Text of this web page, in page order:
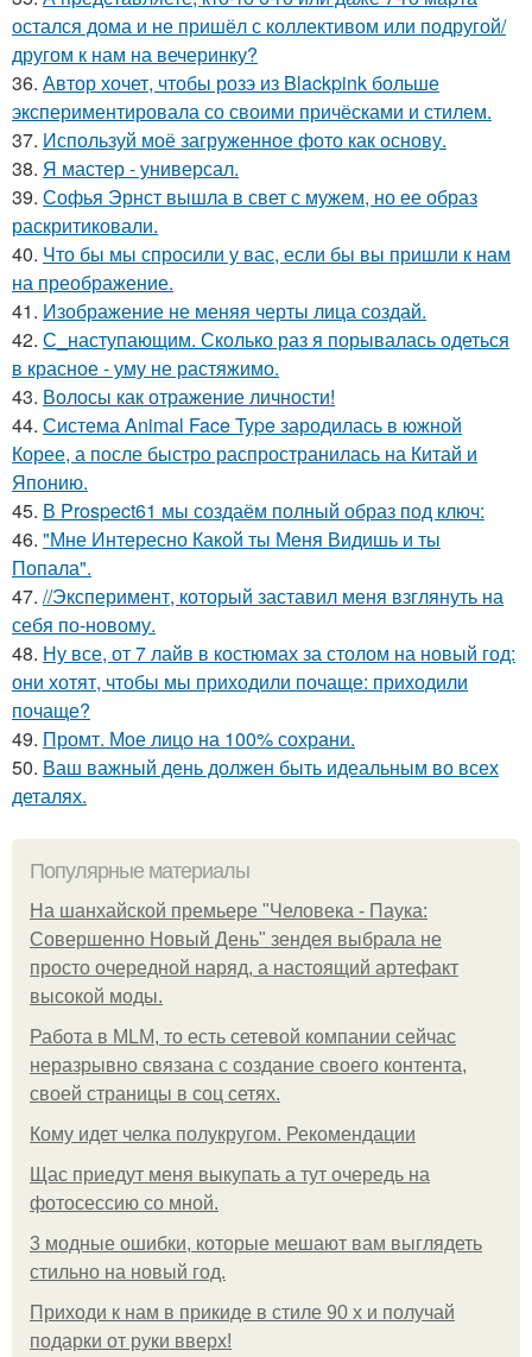
остался дома и не пришёл с коллективом или подругой/
другом к нам на вечеринку?
36. Автор хочет, чтобы розэ из Blackpink больше
экспериментировала со своими причёсками и стилем.
37. Используй моё загруженное фото как основу.
38. Я мастер - универсал.
39. Софья Эрнст вышла в свет с мужем, но ее образ
раскритиковали.
40. Что бы мы спросили у вас, если бы вы пришли к нам
на преображение.
41. Изображение не меняя черты лица создай.
42. С_наступающим. Сколько раз я порывалась одеться
в красное - уму не растяжимо.
43. Волосы как отражение личности!
44. Система Animal Face Type зародилась в южной
Корее, а после быстро распространилась на Китай и
Японию.
45. В Prospect61 мы создаём полный образ под ключ:
46. "Мне Интересно Какой ты Меня Видишь и ты
Попала".
47. //Эксперимент, который заставил меня взглянуть на
себя по-новому.
48. Ну все, от 7 лайв в костюмах за столом на новый год:
они хотят, чтобы мы приходили почаще: приходили
почаще?
49. Промт. Мое лицо на 100% сохрани.
50. Ваш важный день должен быть идеальным во всех
деталях.
Популярные материалы
На шанхайской премьере "Человека - Паука:
Совершенно Новый День" зендея выбрала не
просто очередной наряд, а настоящий артефакт
высокой моды.
Работа в MLM, то есть сетевой компании сейчас
неразрывно связана с создание своего контента,
своей страницы в соц сетях.
Кому идет челка полукругом. Рекомендации
Щас приедут меня выкупать а тут очередь на
фотосессию со мной.
3 модные ошибки, которые мешают вам выглядеть
стильно на новый год.
Приходи к нам в прикиде в стиле 90 х и получай
подарки от руки вверх!